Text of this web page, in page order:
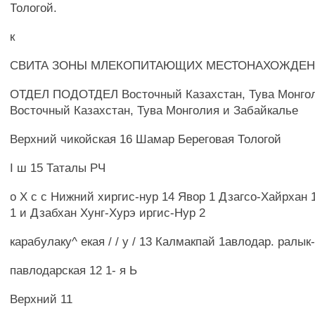
Тологой.
к
СВИТА ЗОНЫ МЛЕКОПИТАЮЩИХ
ОТДЕЛ ПОДОТДЕЛ Восточный Казахстан, Тува
Восточный Казахстан, Тува Монголия и Забайкалье
Верхний чикойская 16 Шамар Береговая Тологой
I ш 15 Таталы РЧ
о X с с Нижний хиргис-нур 14 Явор 1 Дзагсо-Хайрхан
1 и Дзабхан Хунг-Хурэ иргис-Нур 2
карабулаку^ екая / / у / 13 Калмакпай 1авлодар.
павлодарская 12 1- я Ь
Верхний 11